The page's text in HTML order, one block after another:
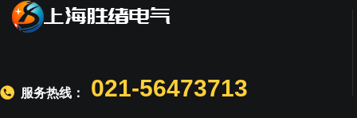
服务热线： 021-56473713